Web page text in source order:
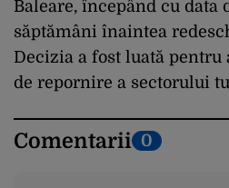
Baleare, începând cu data
săptămâni înaintea
Decizia a fost luată pentru
de repornire a sectorului
Comentarii 0